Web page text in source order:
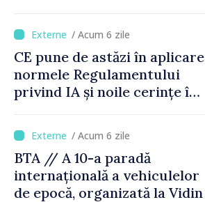
capacitate
/ Acum 6 zile
CE pune de astăzi în aplicare
normele Regulamentului
privind IA și noile cerințe în
/ Acum 6 zile
BTA // A 10-a paradă
internațională a vehiculelor
de epocă, organizată la Vidin